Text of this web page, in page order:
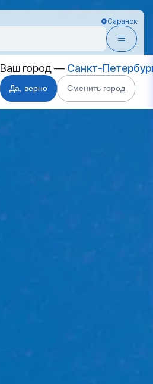
Саранск
Ваш город — Санкт-
Да, верно Сменить город